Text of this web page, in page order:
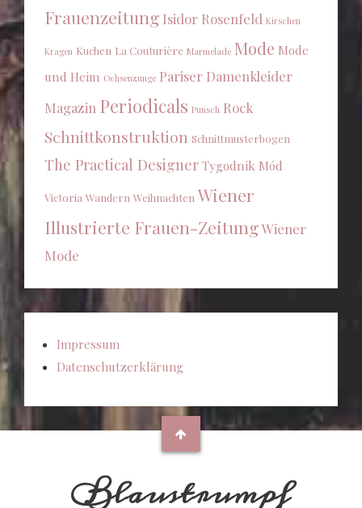
Frauenzeitung Isidor Rosenfeld Kirschen
Kragen Kuchen La Couturière Marmelade Mode Mode
und Heim Ochsenzunge Pariser Damenkleider
Magazin Periodicals Punsch Rock
Schnittkonstruktion Schnittmusterbogen
The Practical Designer Tygodnik Mód
Victoria Wandern Weihnachten Wiener
Illustrierte Frauen-ZeitungWiener
Mode
Impressum
Datenschutzerklärung
Blaustrumpf